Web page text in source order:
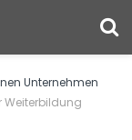
Unternehmen
Weiterbildung